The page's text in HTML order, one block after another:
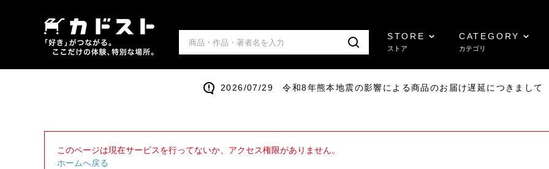
STORE
ストア
CATEGORY
カテゴリ
2026/07/29 令和8年熊本地震の影響による商品のお届け遅延につきまして
このページは現在サービスを行ってないか、アクセス権限がありません。
ホームへ戻る